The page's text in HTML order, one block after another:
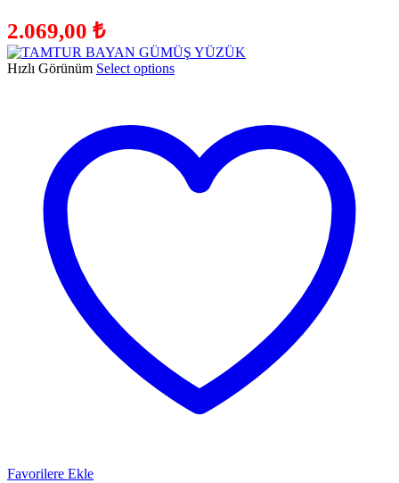
2.069,00 ₺
Hızlı Görünüm Select options
Favorilere Ekle